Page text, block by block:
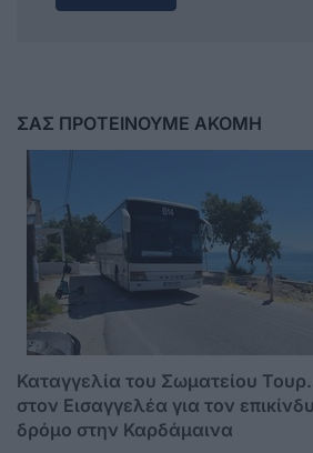
ΣΑΣ ΠΡΟΤΕΙΝΟΥΜΕ ΑΚΟΜΗ
Καταγγελία του Σωματείου
στον Εισαγγελέα για τον
δρόμο στην Καρδάμαινα